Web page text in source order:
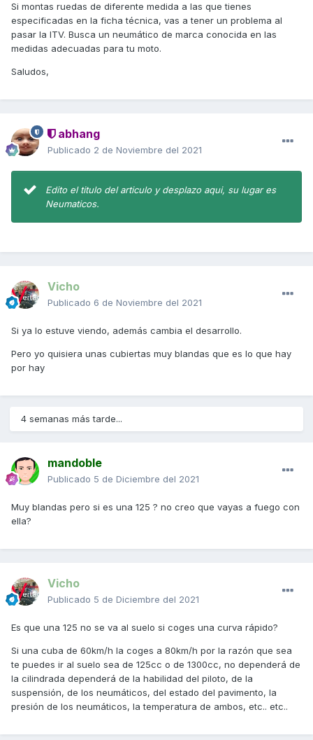
Si montas ruedas de diferente medida a las que tienes
especificadas en la ficha técnica, vas a tener un problema al
pasar la ITV. Busca un neumático de marca conocida en las
medidas adecuadas para tu moto.
Saludos,
abhang
Publicado 2 de Noviembre del 2021
Edito el titulo del articulo y desplazo aqui, su lugar es
Neumaticos.
Vicho
Publicado 6 de Noviembre del 2021
Si ya lo estuve viendo, además cambia el desarrollo.
Pero yo quisiera unas cubiertas muy blandas que es lo que hay
por hay
4 semanas más tarde...
mandoble
Publicado 5 de Diciembre del 2021
Muy blandas pero si es una 125 ? no creo que vayas a fuego con
ella?
Vicho
Publicado 5 de Diciembre del 2021
Es que una 125 no se va al suelo si coges una curva rápido?
Si una cuba de 60km/h la coges a 80km/h por la razón que sea
te puedes ir al suelo sea de 125cc o de 1300cc, no dependerá de
la cilindrada dependerá de la habilidad del piloto, de la
suspensión, de los neumáticos, del estado del pavimento, la
presión de los neumáticos, la temperatura de ambos, etc.. etc..